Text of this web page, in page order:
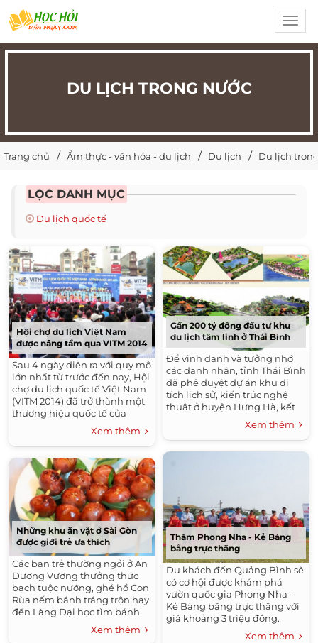
DU LỊCH TRONG NƯỚC
Trang chủ Ẩm thực - văn hóa - du lịch Du lịch Du lịch
LỌC DANH MỤC
Du lịch quốc tế
Hội chợ du lịch Việt Nam
được nâng tầm qua VITM 2014
Sau 4 ngày diễn ra với quy mô
lớn nhất từ trước đến nay, Hội
chợ du lịch quốc tế Việt Nam
(VITM 2014) đã trở thành một
thương hiệu quốc tế của
Xem thêm
Những khu ăn vặt ở Sài Gòn
được giới trẻ ưa thích
Các bạn trẻ thường ngồi ở An
Dương Vương thưởng thức
bạch tuộc nướng, ghé hồ Con
Rùa nếm bánh tráng trộn hay
đến Làng Đại học tìm bánh
tráng nướng mỡ hành.
Xem thêm
Gần 200 tỷ đồng đầu tư khu
du lịch tâm linh ở Thái Bình
Để vinh danh và tưởng nhớ
các danh nhân, tỉnh Thái Bình
đã phê duyệt dự án khu di
tích lịch sử, kiến trúc nghệ
thuật ở huyện Hưng Hà, kết
nối với các di tích lịch sử cấp
quốc gia ở địa phương.
Xem thêm
Thăm Phong Nha - Kẻ Bàng
bằng trực thăng
Du khách đến Quảng Bình sẽ
có cơ hội được khám phá
vườn quốc gia Phong Nha -
Kẻ Bàng bằng trực thăng với
giá khoảng 3 triệu đồng.
Xem thêm